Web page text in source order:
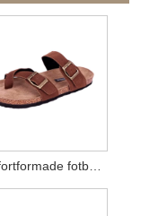
Komfortformade fotbäddssandaler för kvinnor